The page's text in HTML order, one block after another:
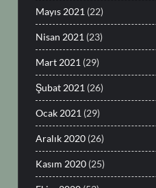
Mayıs 2021 (22)
Nisan 2021 (23)
Mart 2021 (29)
Şubat 2021 (26)
Ocak 2021 (29)
Aralık 2020 (26)
Kasım 2020 (25)